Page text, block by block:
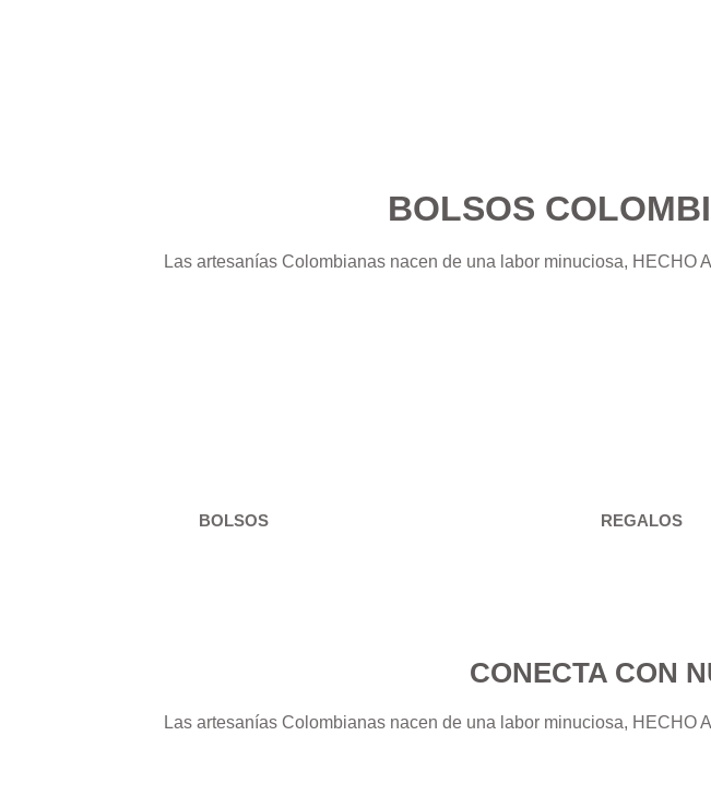
BOLSOS
Las artesanías Colombianas nacen de una labor minuciosa, HECHO
BOLSOS REGALOS
CONECTA CON
Las artesanías Colombianas nacen de una labor minuciosa, HECHO